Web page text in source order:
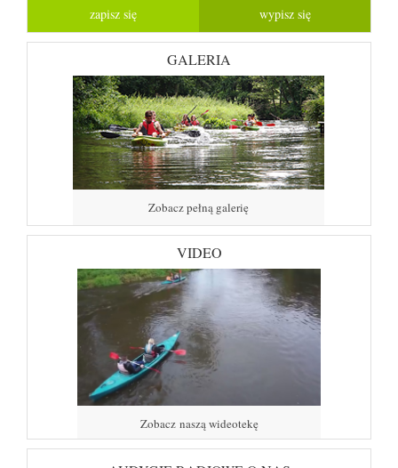
GALERIA
Zobacz pełną galerię
Zobacz pełną galerię
VIDEO
Zobacz naszą wideotekę
Zobacz naszą wideotekę